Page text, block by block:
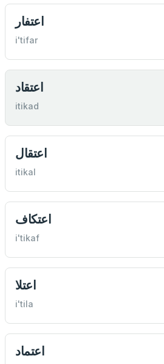
اعتفار
i'tifar
اعتقاد
itikad
اعتقال
itikal
اعتكاف
i'tikaf
اعتلا
i'tila
اعتماد